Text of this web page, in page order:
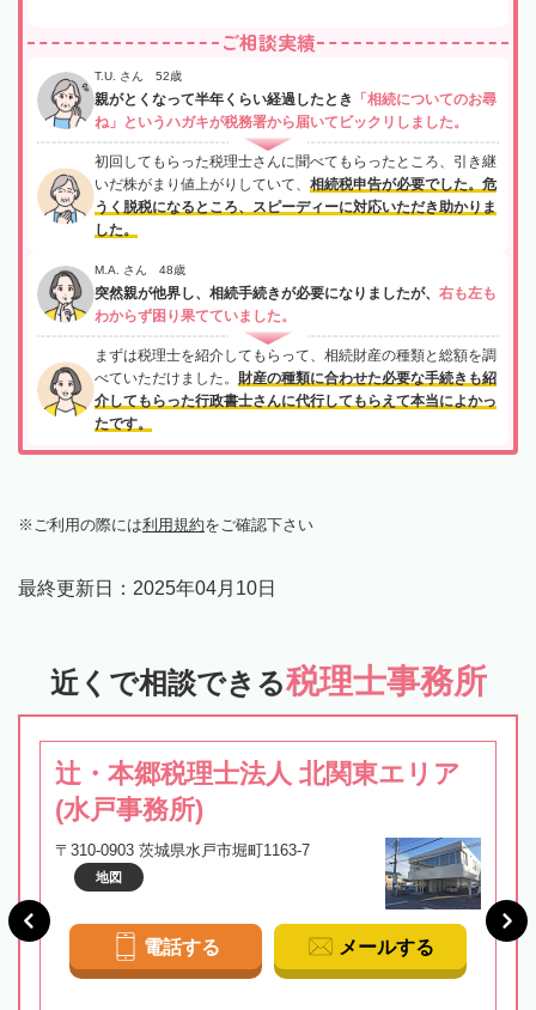
ご相談実績
T.U. さん 52歳
親がとくなって半年くらい経過したとき
「相続についてのお尋
ね」というハガキが税務署から届いてビックリしました。
初回してもらった税理士さんに聞べてもらったところ、引き継
いだ株がまり値上がりしていて、 相続税申告が必要でした。危
うく脱税になるところ、スピーディーに対応いただき助かりま
した。
M.A. さん 48歳
突然親が他界し、相続手続きが必要になりましたが、 右も左も
わからず困り果てていました。
まずは税理士を紹介してもらって、相続財産の種類と総額を調
べていただけました。 財産の種類に合わせた必要な手続きも紹
介してもらった行政書士さんに代行してもらえて本当によかっ
たです。
ご利用の際には利用規約をご確認下さい
最終更新日： 2025年04月10日
近くで相談できる税理士事務所
辻・本郷税理士法人 北関東エリア
(水戸事務所)
〒310-0903 茨城県水戸市堀町1163-7
地図
電話する メールする